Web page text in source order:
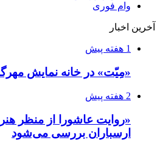
وام فوری
آخرین اخبار
1 هفته پیش
«مِیّت» در خانه نمایش
2 هفته پیش
«روایت عاشورا از منظر
ارسباران بررسی می‌شود